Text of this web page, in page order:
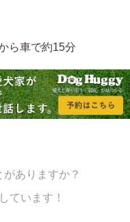
ら車で約15分
ありますか？
ています！